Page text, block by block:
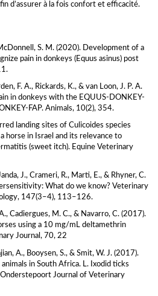
d’assurer à la fois confort et efficacité.
S. M. (2020). Development of a
pain in donkeys (Equus asinus) post
F. A., Rickards, K., & van Loon, J. P. A.
in donkeys with the EQUUS-DONKEY-
FAP. Animals, 10(2), 354.
landing sites of Culicoides species
horse in Israel and its relevance to
(sweet itch). Equine Veterinary
J., Crameri, R., Marti, E., & Rhyner, C.
What do we know? Veterinary
147(3–4), 113–126.
Cadiergues, M. C., & Navarro, C. (2017).
using a 10 mg/mL deltamethrin
Journal, 70, 22
A., Booysen, S., & Smit, W. J. (2017).
in South Africa. L. Ixodid ticks
Journal of Veterinary